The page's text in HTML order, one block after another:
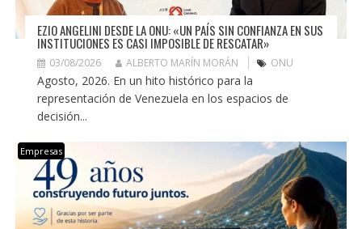
EZIO ANGELINI DESDE LA ONU: «UN PAÍS SIN CONFIANZA EN SUS
INSTITUCIONES ES CASI IMPOSIBLE DE RESCATAR»
03/08/2026 ALBERTO MARÍN MORÁN ONU
Agosto, 2026. En un hito histórico para la
representación de Venezuela en los espacios de
decisión...
Empresas